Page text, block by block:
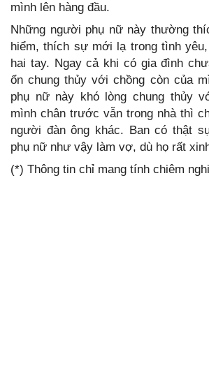
mình lên hàng đầu.
Những người phụ nữ này thường
hiểm, thích sự mới lạ trong tình
hai tay. Ngay cả khi có gia đình
ổn chung thủy với chồng còn của
phụ nữ này khó lòng chung thủy
mình chân trước vẫn trong nhà thì
người đàn ông khác. Ban có thật
phụ nữ như vậy làm vợ, dù họ rất
(*) Thông tin chỉ mang tính chiêm